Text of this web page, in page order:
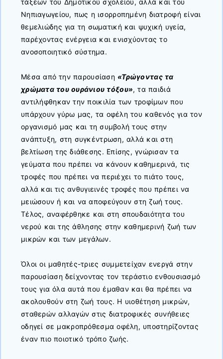
τάξεων του Δημοτικού σχολείου, αλλά και του
Νηπιαγωγείου, πως η ισορροπημένη διατροφή είναι
θεμελιώδης για τη σωματική και ψυχική υγεία,
παρέχοντας ενέργεια και ενισχύοντας το
ανοσοποιητικό σύστημα.
Μέσα από την παρουσίαση «Τρώγοντας τα
χρώματα του ουράνιου τόξου», τα παιδιά
αντιλήφθηκαν την ποικιλία των τροφίμων που
υπάρχουν γύρω μας, τα οφέλη του καθενός για τον
οργανισμό μας και τη συμβολή τους στην
ανάπτυξη, στη συγκέντρωση, αλλά και στη
βελτίωση της διάθεσης. Επίσης, γνώρισαν τα
γεύματα που πρέπει να κάνουν καθημερινά, τις
τροφές που πρέπει να περιέχει το πιάτο τους,
αλλά και τις ανθυγιεινές τροφές που πρέπει να
μειώσουν ή και να αποφεύγουν στη ζωή τους.
Τέλος, αναφέρθηκε και στη σπουδαιότητα του
νερού και της άθλησης στην καθημερινή ζωή των
μικρών και των μεγάλων.
Όλοι οι μαθητές-τριες συμμετείχαν ενεργά στην
παρουσίαση δείχνοντας τον τεράστιο ενθουσιασμό
τους για όλα αυτά που έμαθαν και θα πρέπει να
ακολουθούν στη ζωή τους. Η υιοθέτηση μικρών,
σταθερών αλλαγών στις διατροφικές συνήθειες
οδηγεί σε μακροπρόθεσμα οφέλη, υποστηρίζοντας
έναν πιο ποιοτικό τρόπο ζωής.